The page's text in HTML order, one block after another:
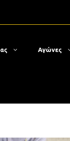
Αγώνες